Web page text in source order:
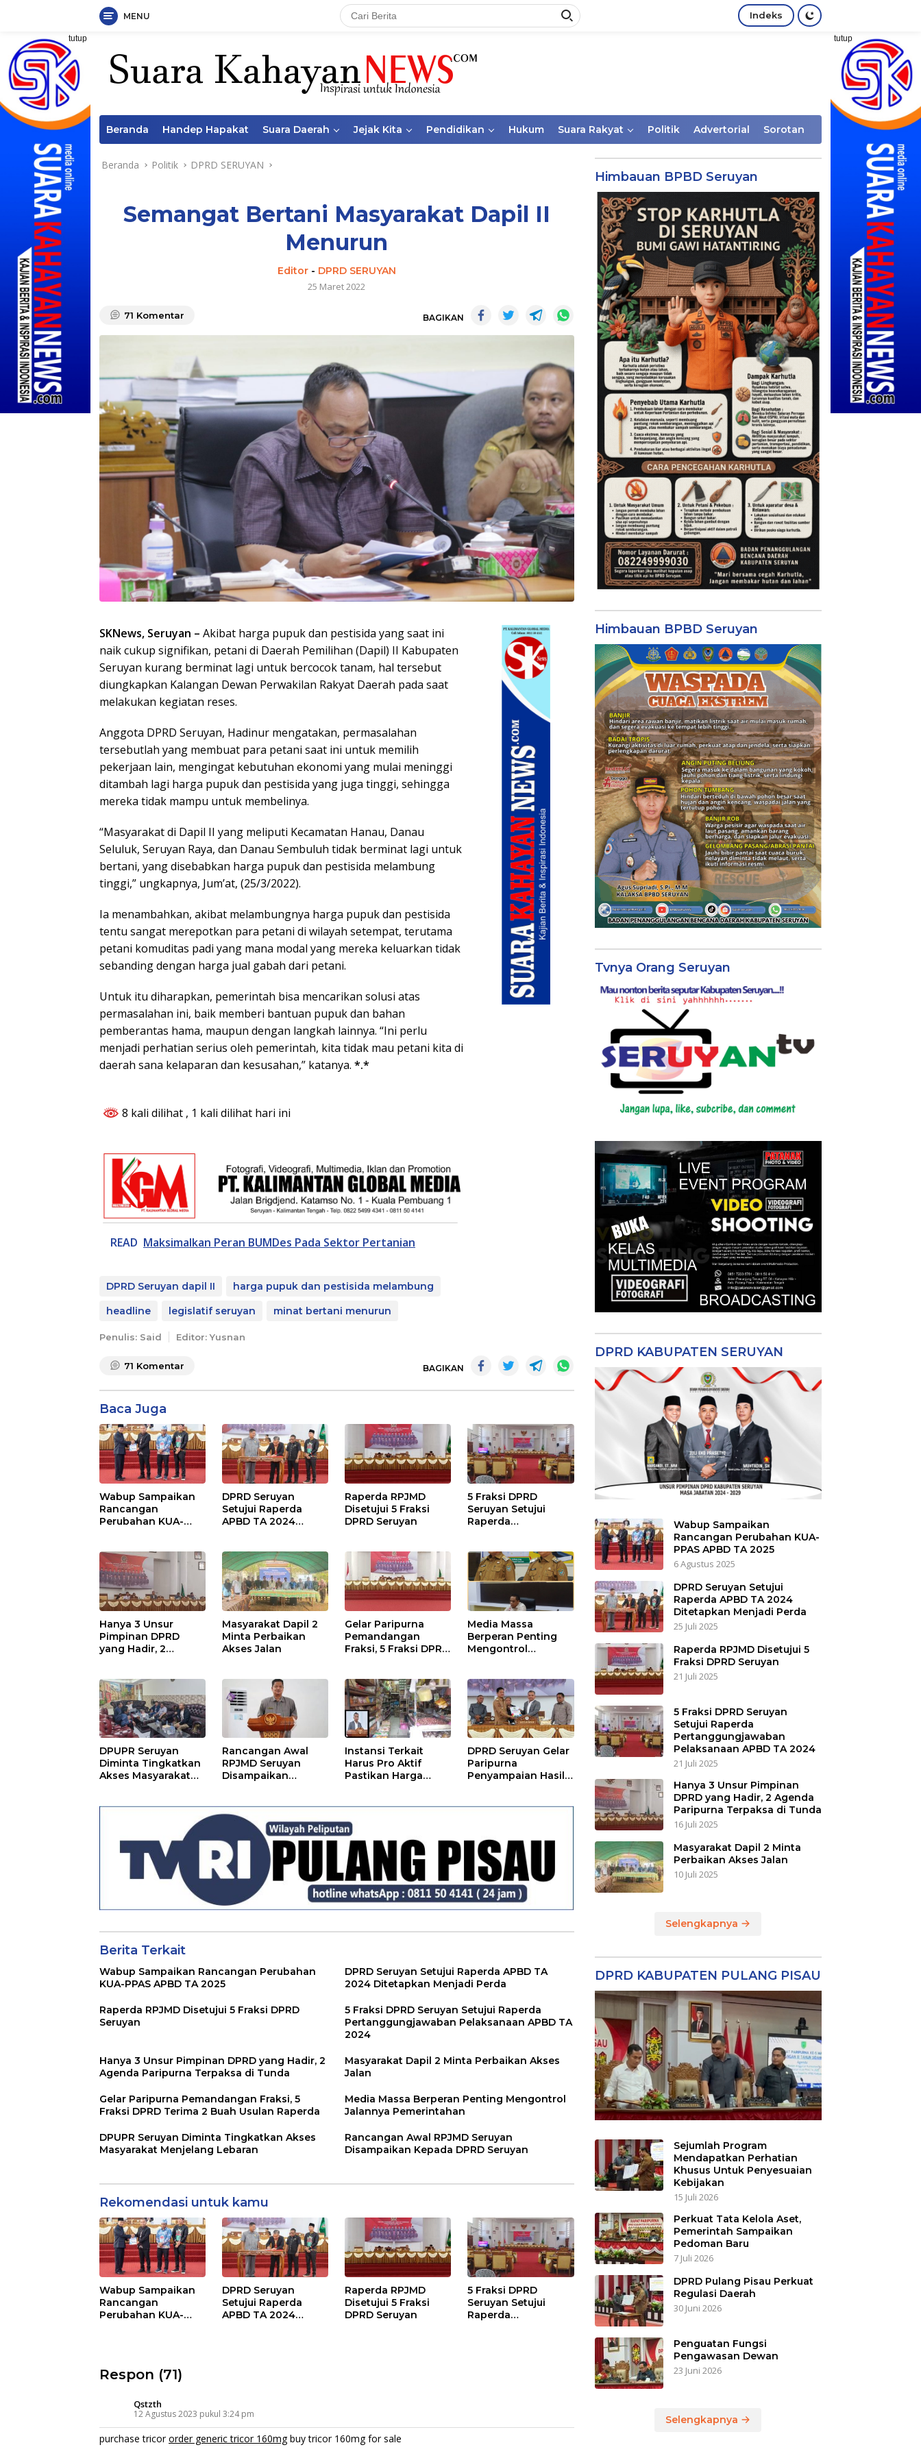
Langsung
konten
MENU Indeks
tutup tutup
Beranda Handep Hapakat Suara Daerah Jejak Kita Pendidikan Hukum Suara Rakyat Politik Advertorial Sorotan
Beranda Politik DPRD SERUYAN
Semangat Bertani Masyarakat Dapil II
Menurun
Editor- DPRD SERUYAN
25 Maret 2022
71 Komentar BAGIKAN
SKNews, Seruyan – Akibat harga pupuk dan pestisida yang saat ini
naik cukup signifikan, petani di Daerah Pemilihan (Dapil) II Kabupaten
Seruyan kurang berminat lagi untuk bercocok tanam, hal tersebut
diungkapkan Kalangan Dewan Perwakilan Rakyat Daerah pada saat
melakukan kegiatan reses.
Anggota DPRD Seruyan, Hadinur mengatakan, permasalahan
tersebutlah yang membuat para petani saat ini untuk memilih
pekerjaan lain, mengingat kebutuhan ekonomi yang mulai meninggi
ditambah lagi harga pupuk dan pestisida yang juga tinggi, sehingga
mereka tidak mampu untuk membelinya.
“Masyarakat di Dapil II yang meliputi Kecamatan Hanau, Danau
Seluluk, Seruyan Raya, dan Danau Sembuluh tidak berminat lagi untuk
bertani, yang disebabkan harga pupuk dan pestisida melambung
tinggi,” ungkapnya, Jum’at, (25/3/2022).
Ia menambahkan, akibat melambungnya harga pupuk dan pestisida
tentu sangat merepotkan para petani di wilayah setempat, terutama
petani komuditas padi yang mana modal yang mereka keluarkan tidak
sebanding dengan harga jual gabah dari petani.
Untuk itu diharapkan, pemerintah bisa mencarikan solusi atas
permasalahan ini, baik memberi bantuan pupuk dan bahan
pemberantas hama, maupun dengan langkah lainnya. “Ini perlu
menjadi perhatian serius oleh pemerintah, kita tidak mau petani kita di
daerah sana kelaparan dan kesusahan,” katanya. *.*
8 kali dilihat , 1 kali dilihat hari ini
READ Maksimalkan Peran BUMDes Pada Sektor Pertanian
DPRD Seruyan dapil II
harga pupuk dan pestisida melambung
headline
legislatif seruyan minat bertani menurun
Penulis: Said Editor: Yusnan
71 Komentar BAGIKAN
Baca Juga
Wabup Sampaikan
Rancangan
Perubahan KUA-
DPRD Seruyan
Setujui Raperda
APBD TA 2024
Raperda RPJMD
Disetujui 5 Fraksi
DPRD Seruyan
5 Fraksi DPRD
Seruyan Setujui
Raperda
TA 2024
Hanya 3 Unsur
Pimpinan DPRD
yang Hadir, 2
Masyarakat Dapil 2
Minta Perbaikan
Akses Jalan
Gelar Paripurna
Pemandangan
Fraksi, 5 Fraksi DPRD
Media Massa
Berperan Penting
Mengontrol
DPUPR Seruyan
Diminta Tingkatkan
Akses Masyarakat
Rancangan Awal
RPJMD Seruyan
Disampaikan
Instansi Terkait
Harus Pro Aktif
Pastikan Harga
DPRD Seruyan Gelar
Paripurna
Penyampaian Hasil
Berita Terkait
Wabup Sampaikan Rancangan Perubahan
KUA-PPAS APBD TA 2025
DPRD Seruyan Setujui Raperda APBD TA
2024 Ditetapkan Menjadi Perda
Raperda RPJMD Disetujui 5 Fraksi DPRD
Seruyan
5 Fraksi DPRD Seruyan Setujui Raperda
Pertanggungjawaban Pelaksanaan APBD TA
2024
Hanya 3 Unsur Pimpinan DPRD yang Hadir, 2
Agenda Paripurna Terpaksa di Tunda
Masyarakat Dapil 2 Minta Perbaikan Akses
Jalan
Gelar Paripurna Pemandangan Fraksi, 5
Fraksi DPRD Terima 2 Buah Usulan Raperda
Media Massa Berperan Penting Mengontrol
Jalannya Pemerintahan
DPUPR Seruyan Diminta Tingkatkan Akses
Masyarakat Menjelang Lebaran
Rancangan Awal RPJMD Seruyan
Disampaikan Kepada DPRD Seruyan
Rekomendasi untuk kamu
Wabup Sampaikan
Rancangan
Perubahan KUA-
DPRD Seruyan
Setujui Raperda
APBD TA 2024
Raperda RPJMD
Disetujui 5 Fraksi
DPRD Seruyan
5 Fraksi DPRD
Seruyan Setujui
Raperda
Respon (71)
Qstzth
12 Agustus 2023 pukul 3:24 pm
purchase tricororder generic tricor 160mgbuy tricor 160mg for sale
Himbauan BPBD Seruyan
Himbauan BPBD Seruyan
Tvnya Orang Seruyan
DPRD KABUPATEN SERUYAN
Wabup Sampaikan
Rancangan Perubahan KUA-
PPAS APBD TA 2025
6 Agustus 2025
DPRD Seruyan Setujui
Raperda APBD TA 2024
Ditetapkan Menjadi Perda
25 Juli 2025
Raperda RPJMD Disetujui 5
Fraksi DPRD Seruyan
21 Juli 2025
5 Fraksi DPRD Seruyan
Setujui Raperda
Pertanggungjawaban
Pelaksanaan APBD TA 2024
21 Juli 2025
Hanya 3 Unsur Pimpinan
DPRD yang Hadir, 2 Agenda
Paripurna Terpaksa di Tunda
16 Juli 2025
Masyarakat Dapil 2 Minta
Perbaikan Akses Jalan
10 Juli 2025
Selengkapnya
DPRD KABUPATEN PULANG PISAU
Sejumlah Program
Mendapatkan Perhatian
Khusus Untuk Penyesuaian
Kebijakan
15 Juli 2026
Perkuat Tata Kelola Aset,
Pemerintah Sampaikan
Pedoman Baru
7 Juli 2026
DPRD Pulang Pisau Perkuat
Regulasi Daerah
30 Juni 2026
Penguatan Fungsi
Pengawasan Dewan
23 Juni 2026
Selengkapnya